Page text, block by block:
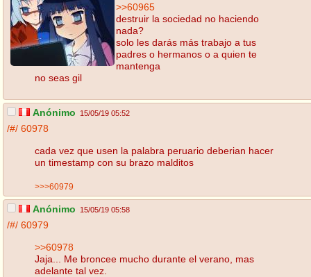
>>60965
destruir la sociedad no haciendo
nada?
solo les darás más trabajo a tus
padres o hermanos o a quien te
mantenga
no seas gil
Anónimo 15/05/19 05:52
/#/ 60978
cada vez que usen la palabra peruario deberian hacer
un timestamp con su brazo malditos
>>>60979
Anónimo 15/05/19 05:58
/#/ 60979
>>60978
Jaja... Me broncee mucho durante el verano, mas
adelante tal vez.